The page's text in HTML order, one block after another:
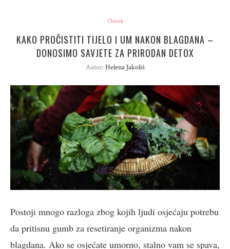
Članak
KAKO PROČISTITI TIJELO I UM NAKON BLAGDANA –
DONOSIMO SAVJETE ZA PRIRODAN DETOX
Autor:Helena Jakoliš
Postoji mnogo razloga zbog kojih ljudi osjećaju potrebu
da pritisnu gumb za resetiranje organizma nakon
blagdana. Ako se osjećate umorno, stalno vam se spava,